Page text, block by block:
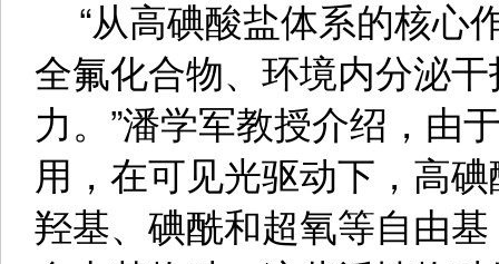
“从高碘酸盐体系的核心
全氟化合物、环境内分泌
力。”潘学军教授介绍，由
用，在可见光驱动下，高
羟基、碘酰和超氧等自由